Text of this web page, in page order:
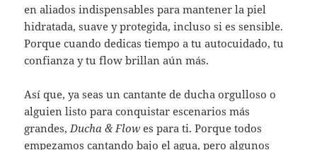
en aliados indispensables para mantener la piel
hidratada, suave y protegida, incluso si es sensible.
Porque cuando dedicas tiempo a tu autocuidado, tu
confianza y tu flow brillan aún más.
Así que, ya seas un cantante de ducha orgulloso o
alguien listo para conquistar escenarios más
grandes, Ducha & Flow es para ti. Porque todos
empezamos cantando bajo el agua, pero algunos